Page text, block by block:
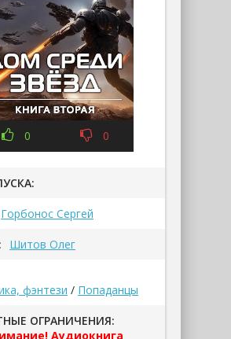
0 0
Горбонос Сергей
Шитов Олег
фэнтези / Попаданцы
ОГРАНИЧЕНИЯ:
Аудиокнига